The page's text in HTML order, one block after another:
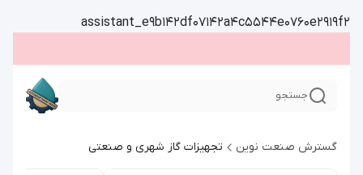
assistant_e9b142df07142a4c5544e0760e2919f2
جستجو
گسترش صنعت نوین تجهیزات گاز شهری و صنعتی